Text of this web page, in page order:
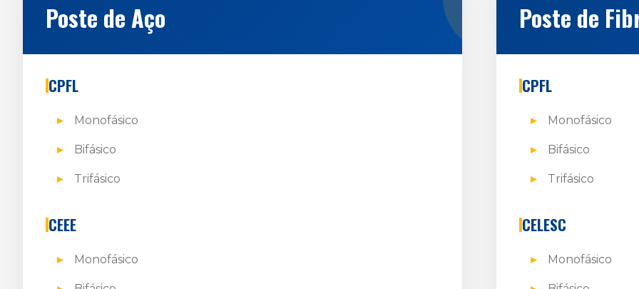
Poste de Aço
CPFL
Monofásico
Bifásico
Trifásico
CEEE
Monofásico
Poste de
CPFL
Monofásico
Bifásico
Trifásico
CELESC
Monofásico